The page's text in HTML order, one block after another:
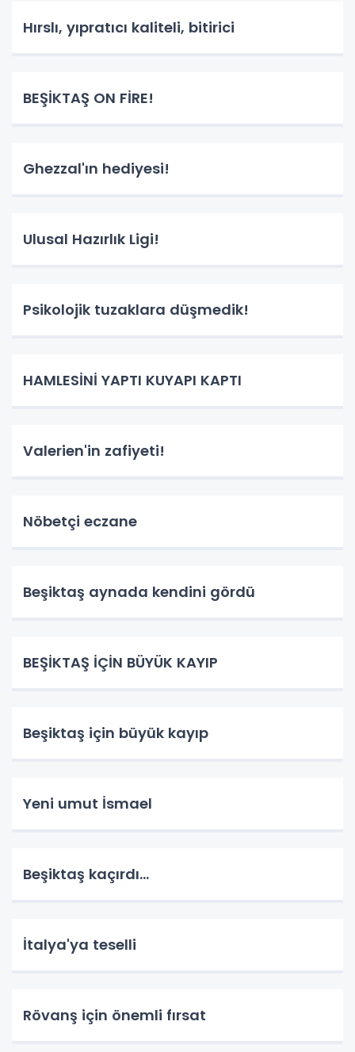
Hırslı, yıpratıcı kaliteli, bitirici
BEŞİKTAŞ ON FİRE!
Ghezzal'ın hediyesi!
Ulusal Hazırlık Ligi!
Psikolojik tuzaklara düşmedik!
HAMLESİNİ YAPTI KUYAPI KAPTI
Valerien'in zafiyeti!
Nöbetçi eczane
Beşiktaş aynada kendini gördü
BEŞİKTAŞ İÇİN BÜYÜK KAYIP
Beşiktaş için büyük kayıp
Yeni umut İsmael
Beşiktaş kaçırdı...
İtalya'ya teselli
Rövanş için önemli fırsat